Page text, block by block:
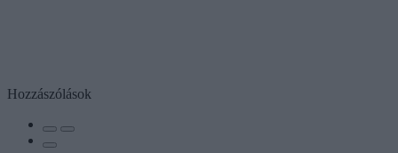
Hozzászólások